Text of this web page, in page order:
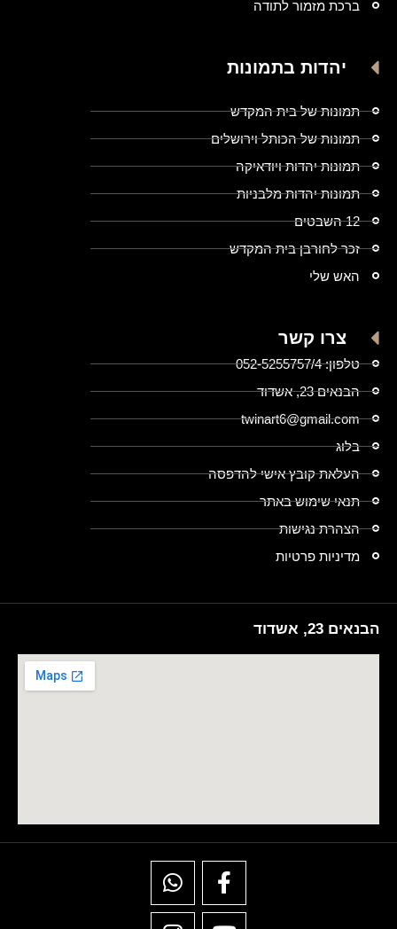
ברכת מזמור לתודה
יהדות בתמונות
תמונות של בית המקדש
תמונות של הכותל וירושלים
תמונות יהדות ויודאיקה
תמונות יהדות מלבניות
12 השבטים
זכר לחורבן בית המקדש
האש שלי
צרו קשר
טלפון: 052-5255757/4
הבנאים 23, אשדוד
twinart6@gmail.com
בלוג
העלאת קובץ אישי להדפסה
תנאי שימוש באתר
הצהרת נגישות
מדיניות פרטיות
הבנאים 23, אשדוד